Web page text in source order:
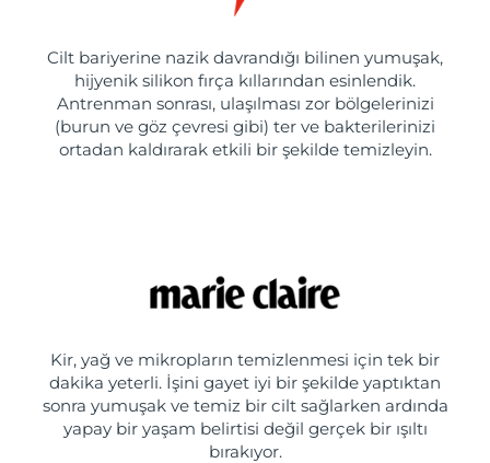
Cilt bariyerine nazik davrandığı bilinen yumuşak,
hijyenik silikon fırça kıllarından esinlendik.
Antrenman sonrası, ulaşılması zor bölgelerinizi
(burun ve göz çevresi gibi) ter ve bakterilerinizi
ortadan kaldırarak etkili bir şekilde temizleyin.
Kir, yağ ve mikropların temizlenmesi için tek bir
dakika yeterli. İşini gayet iyi bir şekilde yaptıktan
sonra yumuşak ve temiz bir cilt sağlarken ardında
yapay bir yaşam belirtisi değil gerçek bir ışıltı
bırakıyor.